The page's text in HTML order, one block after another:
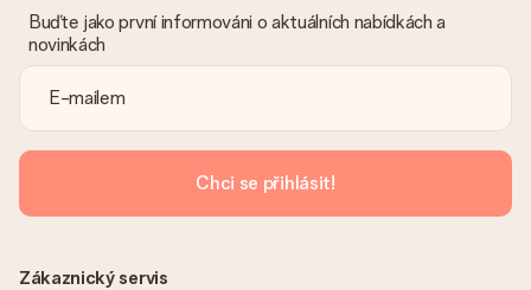
vhodné řešení.
Je faktura odeslána spolu s objednávkou?
vždy v potvrzovacím e-mailu a vždy ji najdete ve svém účtu
MySurprise. To znamená, že můžete dar doručit přímo
příjemci, což je opravdovým překvapením!
Buďte jako první informováni o aktuálních nabídkách a
novinkách
Chci se přihlásit!
Zákaznický servis